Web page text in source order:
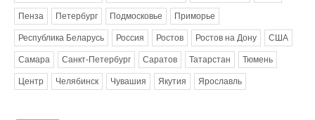
Пенза Петербург Подмосковье Приморье
Республика Беларусь Россия Ростов Ростов на Дону США
Самара Санкт-Петербург Саратов Татарстан Тюмень
Центр Челябинск Чувашия Якутия Ярославль